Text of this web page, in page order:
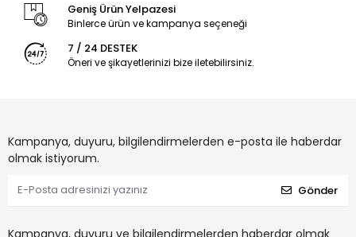
Geniş Ürün Yelpazesi
Binlerce ürün ve kampanya seçeneği
7 / 24 DESTEK
Öneri ve şikayetlerinizi bize iletebilirsiniz.
Kampanya, duyuru, bilgilendirmelerden e-posta ile haberdar
olmak istiyorum.
Gönder
Kampanya, duyuru ve bilgilendirmelerden haberdar olmak